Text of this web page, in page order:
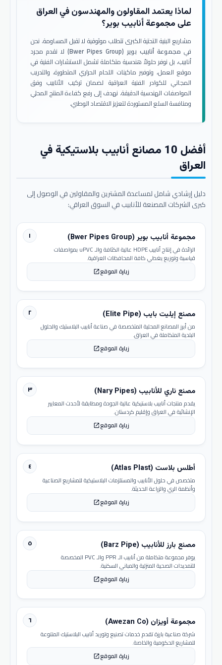
لماذا يعتمد المقاولون والمهندسون في العراق
على مجموعة أنابيب بوير؟
مشاريع البنية التحتية الكبرى تتطلب موثوقية لا تقبل المساومة. نحن
في مجموعة أنابيب بوير (Bwer Pipes Group)
لا نقدم مجرد
أنابيب، بل نوفر حلولاً هندسية متكاملة تشمل الاستشارات الفنية في
موقع العمل، وتوفير ماكينات اللحام الحراري المتطورة، والتدريب
المجاني للكوادر الفنية العراقية لضمان تركيب الأنابيب وفق
المواصفات الهندسية الدقيقة. نهدف إلى رفع كفاءة المنتج المحلي
ومنافسة السلع المستوردة لتعزيز الاقتصاد الوطني.
أفضل 10 مصانع أنابيب بلاستيكية في
العراق
دليل إرشادي شامل لمساعدة المشترين والمقاولين في الوصول إلى
كبرى الشركات المصنعة للأنابيب في السوق العراقي:
١ مجموعة أنابيب بوير (Bwer Pipes Group)
الرائدة في إنتاج أنابيب HDPE عالية الكثافة والـ uPVC بمواصفات
قياسية وتوزيع يغطي كافة المحافظات العراقية.
زيارة الموقعopen_in_new
٢ مصنع إيليت بايب (Elite Pipe)
من أبرز المصانع المحلية المتخصصة في صناعة أنابيب البلاستيك والحلول
البلدية المتكاملة في العراق.
زيارة الموقعopen_in_new
٣ مصنع ناري للأنابيب (Nary Pipes)
يقدم منتجات أنابيب بلاستيكية عالية الجودة ومطابقة لأحدث المعايير
الإنشائية في العراق وإقليم كردستان.
زيارة الموقعopen_in_new
٤ أطلس بلاست (Atlas Plast)
متخصص في حلول الأنابيب والمستلزمات البلاستيكية للمشاريع الصناعية
وأنظمة الري والزراعة الحديثة.
زيارة الموقعopen_in_new
٥ مصنع بارز للأنابيب (Barz Pipe)
يوفر مجموعة متكاملة من أنابيب الـ PPR والـ PVC المخصصة
للتمديدات الصحية المنزلية والمباني السكنية.
زيارة الموقعopen_in_new
٦ مجموعة أويزان (Awezan Co)
شركة صناعية بارزة تقدم خدمات تصنيع وتوريد أنابيب البلاستيك المتنوعة
للمشاريع الحكومية والخاصة.
زيارة الموقعopen_in_new